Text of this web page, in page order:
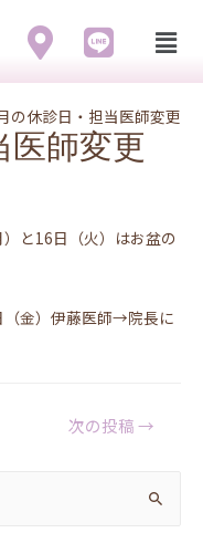
の休診日・担当医師変更
医師変更
と16日（火）はお盆の
金）伊藤医師→院長に
次の投稿→